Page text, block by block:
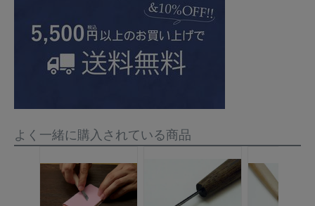
よく一緒に購入されている商品